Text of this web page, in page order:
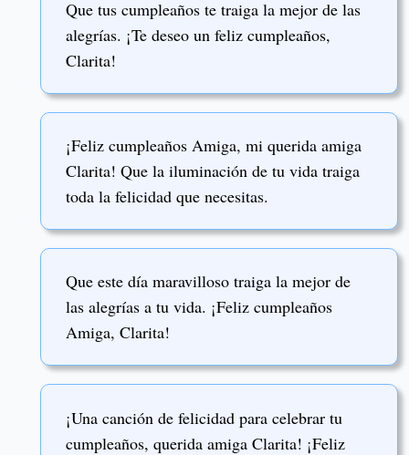
Que tus cumpleaños te traiga la mejor de las
alegrías. ¡Te deseo un feliz cumpleaños,
Clarita!
¡Feliz cumpleaños Amiga, mi querida amiga
Clarita! Que la iluminación de tu vida traiga
toda la felicidad que necesitas.
Que este día maravilloso traiga la mejor de
las alegrías a tu vida. ¡Feliz cumpleaños
Amiga, Clarita!
¡Una canción de felicidad para celebrar tu
cumpleaños, querida amiga Clarita! ¡Feliz